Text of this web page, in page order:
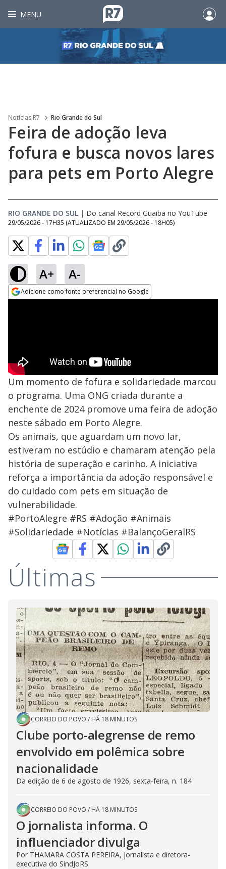
MENU
Noticias R7 Rio Grande do Sul
Feira de adoção leva
fofura e busca novos lares
para pets em Porto Alegre
RIO GRANDE DO SUL | Do canal Record Guaiba no YouTube
29/05/2026 - 17H35 (ATUALIZADO EM 29/05/2026 - 18H05)
A+ A-
Adicione como fonte preferencial no Google
Um momento de fofura e solidariedade marcou
o programa. Uma ONG criada durante a
enchente de 2024 promove uma feira de adoção
neste sábado em Porto Alegre.
Os animais, que aguardam um novo lar,
estiveram no estúdio e chamaram atenção pela
história de superação e carinho. A iniciativa
reforça a importância da adoção responsável e
do cuidado com pets em situação de
vulnerabilidade.
#PortoAlegre #RS #Adoção #Animais
#Solidariedade #Notícias #BalançoGeralRS
Últimas
CORREIO DO POVO / HÁ 18 MINUTOS
Clube porto-alegrense de remo
envolvido em polêmica sobre
nacionalidade
Da edição de 6 de agosto de 1926, sexta-feira, n. 184
CORREIO DO POVO / HÁ 18 MINUTOS
O jornalista informa. O
influenciador divulga
Por THAMARA COSTA PEREIRA, jornalista e diretora-
executiva do SindJoRS